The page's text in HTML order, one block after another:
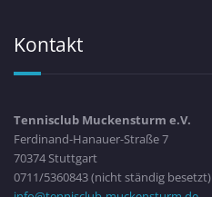
Kontakt
Tennisclub Muckensturm e.V.
Ferdinand-Hanauer-Straße 7
70374 Stuttgart
0711/5360843 (nicht ständig besetzt)